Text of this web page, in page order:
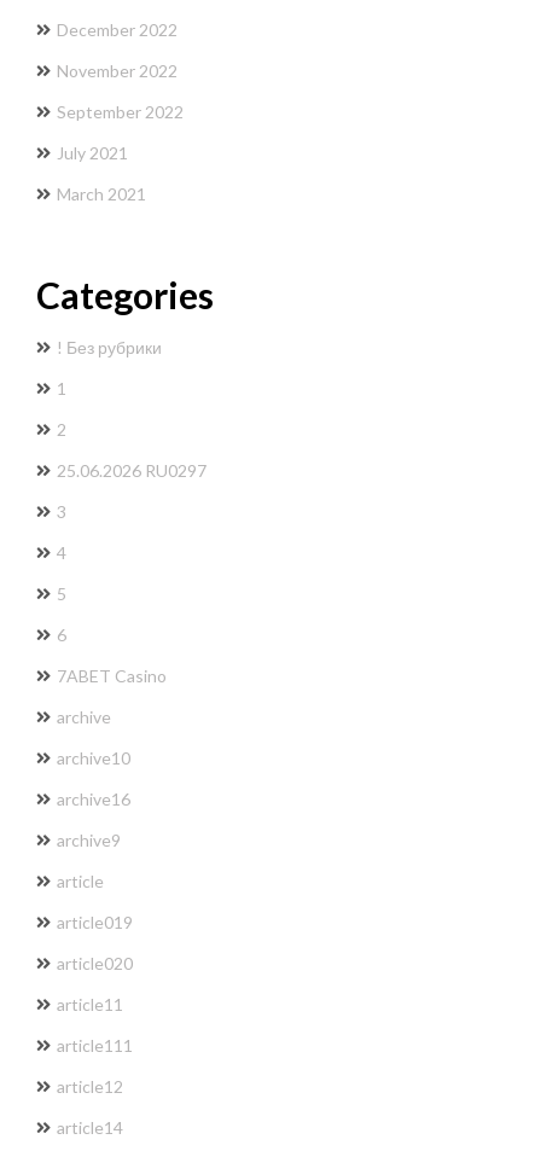
December 2022
November 2022
September 2022
July 2021
March 2021
Categories
! Без рубрики
1
2
25.06.2026 RU0297
3
4
5
6
7ABET Casino
archive
archive10
archive16
archive9
article
article019
article020
article11
article111
article12
article14